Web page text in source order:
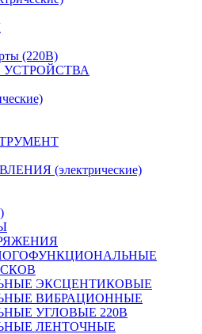
(220В)
(электрические)
ЭКСЦЕНТИКОВЫЕ
ВИБРАЦИОННЫЕ
УГЛОВЫЕ 220В
ЛЕНТОЧНЫЕ